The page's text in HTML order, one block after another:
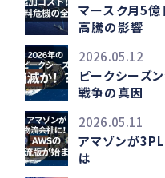
マースク月5
高騰の影響
2026.05.12
ピークシーズ
戦争の真因
2026.05.11
アマゾンが
は